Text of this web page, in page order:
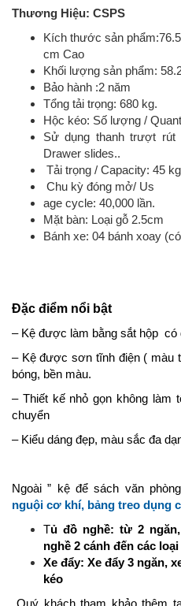
Thương Hiệu: CSPS
Kích thước sản
cm Cao
Khối lượng sản phẩm:
Bảo hành :2 năm
Tổng tải trọng: 680 kg.
Hộc kéo: Số lượng /
Sử dụng thanh trượt rút
Drawer slides..
Tải trọng / Capacity: 45
Chu kỳ đóng mở/ Us
age cycle: 40,000 lần.
Mặt bàn: Loại gỗ 2.5cm
Bánh xe: 04 bánh xoay
Đặc điểm nổi bật
– Kệ được làm bằng sắt hộp có
– Kệ được sơn tĩnh điện ( màu
bóng, bền màu.
– Thiết kế nhỏ gọn không làm
chuyển
– Kiểu dáng đẹp, màu sắc đa
Ngoài ” kệ để sách văn
nguội cơ khí, bảng treo dụng
Tủ đồ nghề: từ 2
nghề 2 cánh đến các
Xe đẩy: Xe đẩy 3 ngăn,
kéo
Quý khách tham khảo thêm